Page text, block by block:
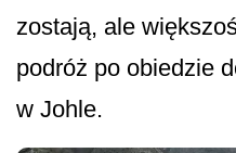
zostają, ale
podróż po obiedzie
w Johle.